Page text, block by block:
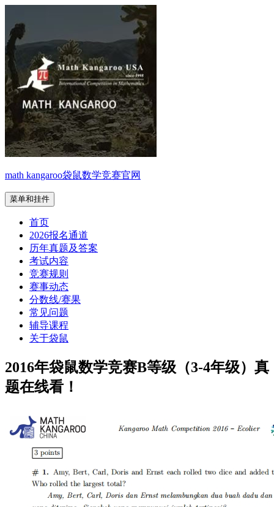
内
容
math kangaroo袋鼠数学竞赛官网
菜单和挂件
首页
2026报名通道
历年真题及答案
考试内容
竞赛规则
赛事动态
分数线/赛果
常见问题
辅导课程
关于袋鼠
2016年袋鼠数学竞赛B等级（3-4年级）真
题在线看！